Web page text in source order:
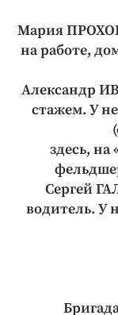
Мария
на работе,
Александр
стажем. У
здесь,
Сергей
водитель. У